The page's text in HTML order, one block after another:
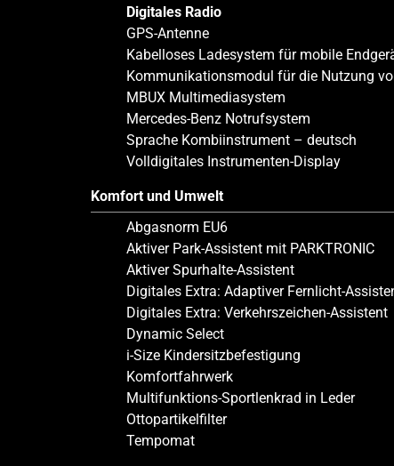
Digitales Radio
GPS-Antenne
Kabelloses Ladesystem für mobile
Kommunikationsmodul für die Nutzung
MBUX Multimediasystem
Mercedes-Benz Notrufsystem
Sprache Kombiinstrument – deutsch
Volldigitales Instrumenten-Display
Komfort und Umwelt
Abgasnorm EU6
Aktiver Park-Assistent mit PARKTRONIC
Aktiver Spurhalte-Assistent
Digitales Extra: Adaptiver Fernlicht-
Digitales Extra: Verkehrszeichen-Assistent
Dynamic Select
i-Size Kindersitzbefestigung
Komfortfahrwerk
Multifunktions-Sportlenkrad in Leder
Ottopartikelfilter
Tempomat